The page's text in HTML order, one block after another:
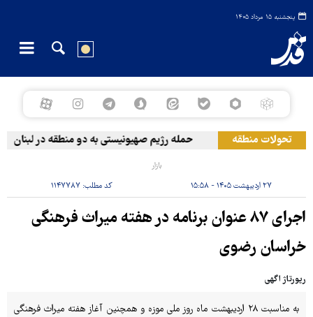
پنجشنبه ۱۵ مرداد ۱۴۰۵
تحولات منطقه حمله رژیم صهیونیستی به دو منطقه در لبنان
بازار
۲۷ اردیبهشت ۱۴۰۵ - ۱۵:۵۸ کد مطلب: ۱۱۴۷۷۸۷
اجرای ۸۷ عنوان برنامه در هفته میراث فرهنگی
خراسان رضوی
رپورتاژ اگهی
به مناسبت ۲۸ اردیبهشت ماه روز ملی موزه و همچنین آغاز هفته میراث فرهنگی